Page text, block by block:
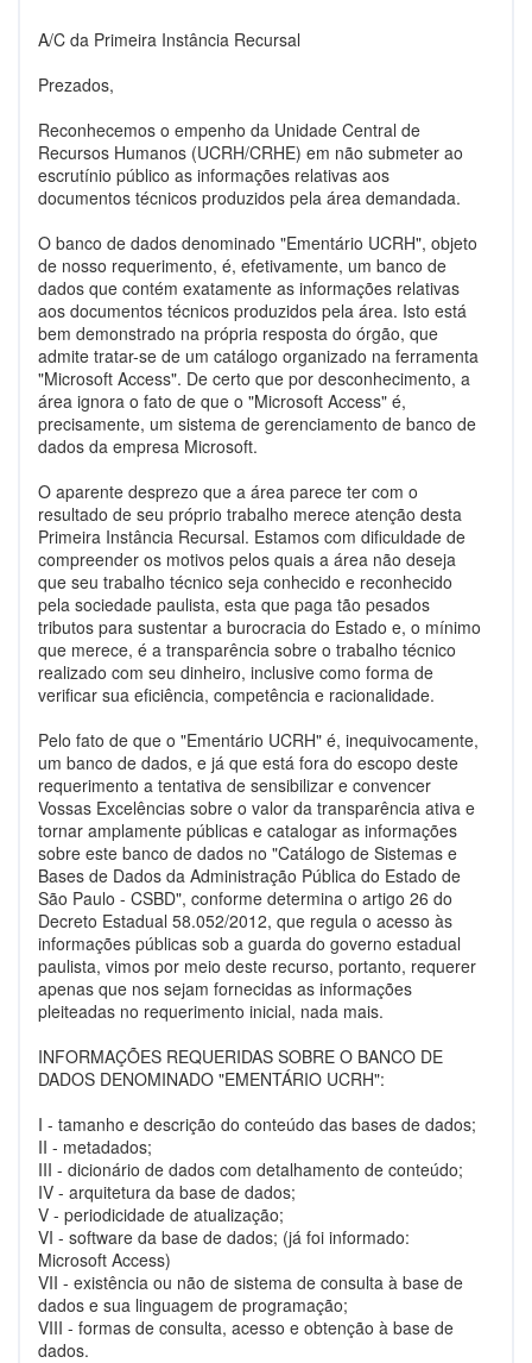
A/C da Primeira Instância Recursal
Prezados,
Reconhecemos o empenho da Unidade Central de
Recursos Humanos (UCRH/CRHE) em não submeter ao
escrutínio público as informações relativas aos
documentos técnicos produzidos pela área demandada.
O banco de dados denominado "Ementário UCRH", objeto
de nosso requerimento, é, efetivamente, um banco de
dados que contém exatamente as informações relativas
aos documentos técnicos produzidos pela área. Isto está
bem demonstrado na própria resposta do órgão, que
admite tratar-se de um catálogo organizado na ferramenta
"Microsoft Access". De certo que por desconhecimento, a
área ignora o fato de que o "Microsoft Access" é,
precisamente, um sistema de gerenciamento de banco de
dados da empresa Microsoft.
O aparente desprezo que a área parece ter com o
resultado de seu próprio trabalho merece atenção desta
Primeira Instância Recursal. Estamos com dificuldade de
compreender os motivos pelos quais a área não deseja
que seu trabalho técnico seja conhecido e reconhecido
pela sociedade paulista, esta que paga tão pesados
tributos para sustentar a burocracia do Estado e, o mínimo
que merece, é a transparência sobre o trabalho técnico
realizado com seu dinheiro, inclusive como forma de
verificar sua eficiência, competência e racionalidade.
Pelo fato de que o "Ementário UCRH" é, inequivocamente,
um banco de dados, e já que está fora do escopo deste
requerimento a tentativa de sensibilizar e convencer
Vossas Excelências sobre o valor da transparência ativa e
tornar amplamente públicas e catalogar as informações
sobre este banco de dados no "Catálogo de Sistemas e
Bases de Dados da Administração Pública do Estado de
São Paulo - CSBD", conforme determina o artigo 26 do
Decreto Estadual 58.052/2012, que regula o acesso às
informações públicas sob a guarda do governo estadual
paulista, vimos por meio deste recurso, portanto, requerer
apenas que nos sejam fornecidas as informações
pleiteadas no requerimento inicial, nada mais.
INFORMAÇÕES REQUERIDAS SOBRE O BANCO DE
DADOS DENOMINADO "EMENTÁRIO UCRH":
I - tamanho e descrição do conteúdo das bases de dados;
II - metadados;
III - dicionário de dados com detalhamento de conteúdo;
IV - arquitetura da base de dados;
V - periodicidade de atualização;
VI - software da base de dados; (já foi informado:
Microsoft Access)
VII - existência ou não de sistema de consulta à base de
dados e sua linguagem de programação;
VIII - formas de consulta, acesso e obtenção à base de
dados.